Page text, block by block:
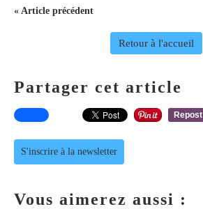
« Article précédent
Retour à l'accueil
Partager cet article
Repost
S'inscrire à la newsletter
Vous aimerez aussi :